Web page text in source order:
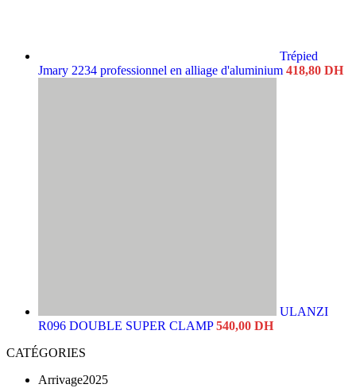
Trépied
Jmary 2234 professionnel en alliage d'aluminium 418,80 DH
ULANZI
R096 DOUBLE SUPER CLAMP540,00 DH
CATÉGORIES
Arrivage2025